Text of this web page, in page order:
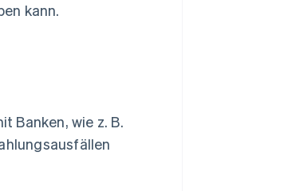
kann.
Banken, wie z. B.